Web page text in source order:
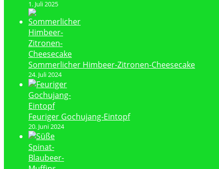
1. Juli 2025
Sommerlicher Himbeer-Zitronen-Cheesecake
24. Juli 2024
Feuriger Gochujang-Eintopf
20. Juni 2024